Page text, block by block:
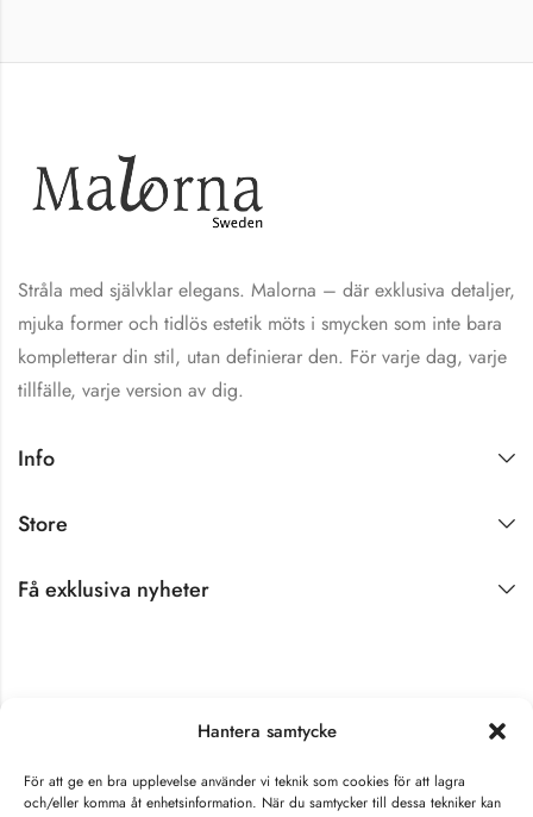
Hantera samtycke
För att ge en bra upplevelse använder vi teknik som cookies för att lagra
och/eller komma åt enhetsinformation. När du samtycker till dessa tekniker kan
Stråla med självklar elegans. Malorna – där exklusiva detaljer,
mjuka former och tidlös estetik möts i smycken som inte bara
kompletterar din stil, utan definierar den. För varje dag, varje
tillfälle, varje version av dig.
Info
Store
Få exklusiva nyheter